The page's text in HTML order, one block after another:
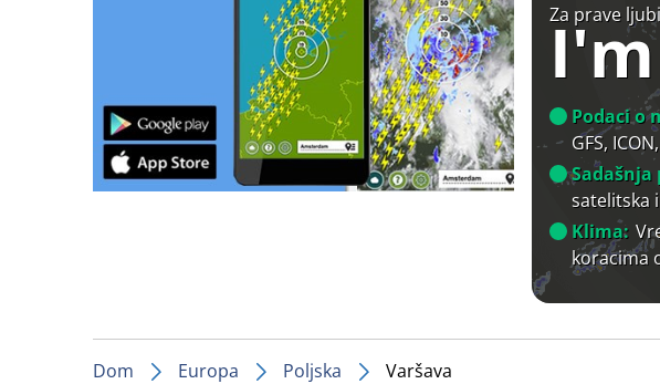
Za prave
Podaci o
GFS,
Sadašnja
satelitska
Klima:
koracima
Dom Europa Poljska Varšava